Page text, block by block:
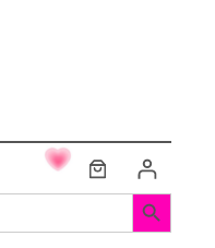
Search Button